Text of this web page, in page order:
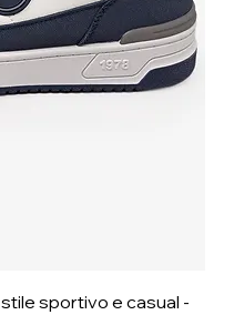
sportivo e casual -